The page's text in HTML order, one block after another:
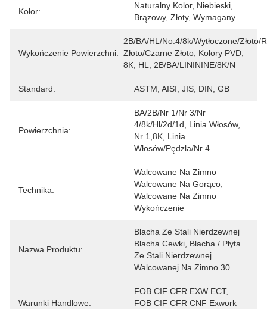
Kolor:
Naturalny Kolor, Niebieski,
Brązowy, Złoty, Wymagany
Wykończenie Powierzchni:
2B/BA/HL/No.4/8k/wytłoczone/złoto/
Złoto/czarne Złoto, Kolory PVD,
8K, HL, 2B/BA/LINININE/8K/N
Standard: ASTM, AISI, JIS, DIN, GB
Powierzchnia:
BA/2B/nr 1/nr 3/nr
4/8k/hl/2d/1d, Linia Włosów,
Nr 1,8K, Linia
Włosów/pędzla/nr 4
Technika:
Walcowane Na Zimno
Walcowane Na Gorąco,
Walcowane Na Zimno
Wykończenie
Nazwa Produktu:
Blacha Ze Stali Nierdzewnej
Blacha Cewki, Blacha / Płyta
Ze Stali Nierdzewnej
Walcowanej Na Zimno 30
Warunki Handlowe:
FOB CIF CFR EXW ECT,
FOB CIF CFR CNF Exwork